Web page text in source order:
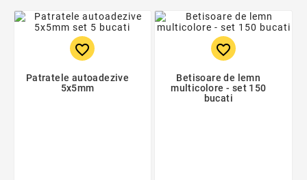
favorite_border
Patratele autoadezive
5x5mm
favorite_border
Betisoare de lemn
multicolore - set 150
bucati